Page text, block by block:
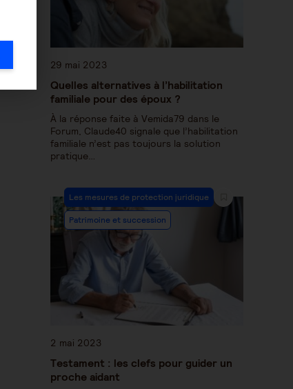
29 mai 2023
Quelles alternatives à l’habilitation
familiale pour des époux ?
À la réponse faite à Vemida79 dans le
Forum, Claude40 signale que l’habilitation
familiale n’est pas toujours la solution
pratique…
Les mesures de protection juridique
Patrimoine et succession
2 mai 2023
Testament : les clefs pour guider un
proche aidant